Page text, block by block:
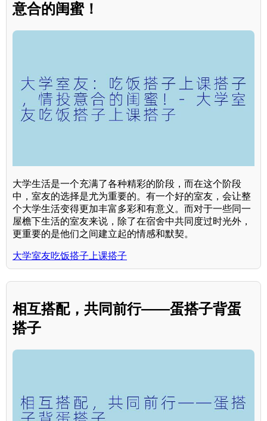
意合的闺蜜！
大学生活是一个充满了各种精彩的阶段，而在这个阶段
中，室友的选择是尤为重要的。有一个好的室友，会让整
个大学生活变得更加丰富多彩和有意义。而对于一些同一
屋檐下生活的室友来说，除了在宿舍中共同度过时光外，
更重要的是他们之间建立起的情感和默契。
大学室友吃饭搭子上课搭子
相互搭配，共同前行——蛋搭子背蛋
搭子